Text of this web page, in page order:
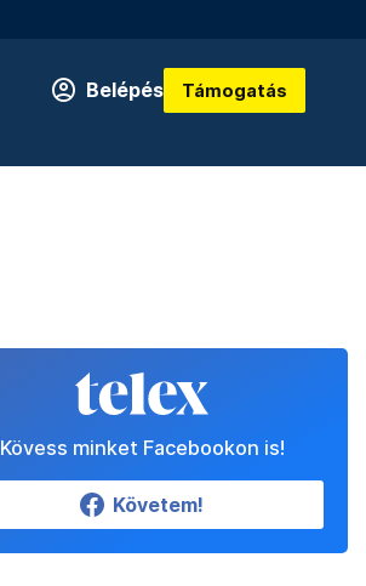
Belépés Támogatás
Kövess minket Facebookon is!
Követem!